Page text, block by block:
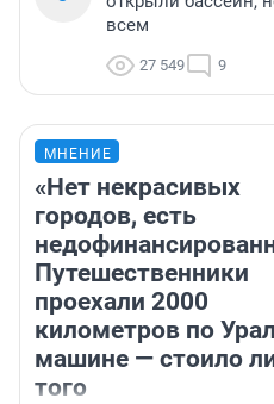
всем
27 549 9
МНЕНИЕ
«Нет некрасивых
городов, есть
Путешественники
проехали 2000
километров по
машине — стоило
того